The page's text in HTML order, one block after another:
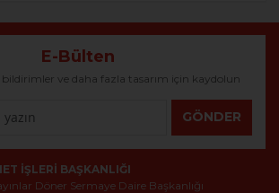
E-Bülten
bildirimler ve daha fazla tasarım için kaydolun
GÖNDER
İŞLERI BAŞKANLIĞI
Döner Sermaye Daire Başkanlığı